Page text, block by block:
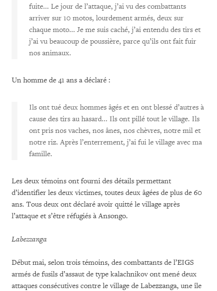
fuite... Le jour de l’attaque, j’ai vu des combattants
arriver sur 10 motos, lourdement armés, deux sur
chaque moto... Je me suis caché, j’ai entendu des tirs et
j’ai vu beaucoup de poussière, parce qu’ils ont fait fuir
nos animaux.
Un homme de 41 ans a déclaré :
Ils ont tué deux hommes âgés et en ont blessé d’autres à
cause des tirs au hasard... Ils ont pillé tout le village. Ils
ont pris nos vaches, nos ânes, nos chèvres, notre mil et
notre riz. Après l’enterrement, j’ai fui le village avec ma
famille.
Les deux témoins ont fourni des détails permettant
d’identifier les deux victimes, toutes deux âgées de plus de 60
ans. Tous deux ont déclaré avoir quitté le village après
l’attaque et s’être réfugiés à Ansongo.
Labezzanga
Début mai, selon trois témoins, des combattants de l’EIGS
armés de fusils d’assaut de type kalachnikov ont mené deux
attaques consécutives contre le village de Labezzanga, une île